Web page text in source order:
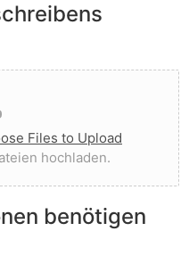
Files to Upload
hochladen.
benötigen